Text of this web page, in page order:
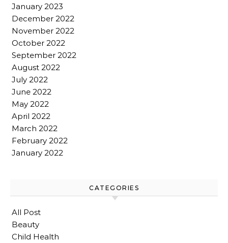
January 2023
December 2022
November 2022
October 2022
September 2022
August 2022
July 2022
June 2022
May 2022
April 2022
March 2022
February 2022
January 2022
CATEGORIES
All Post
Beauty
Child Health